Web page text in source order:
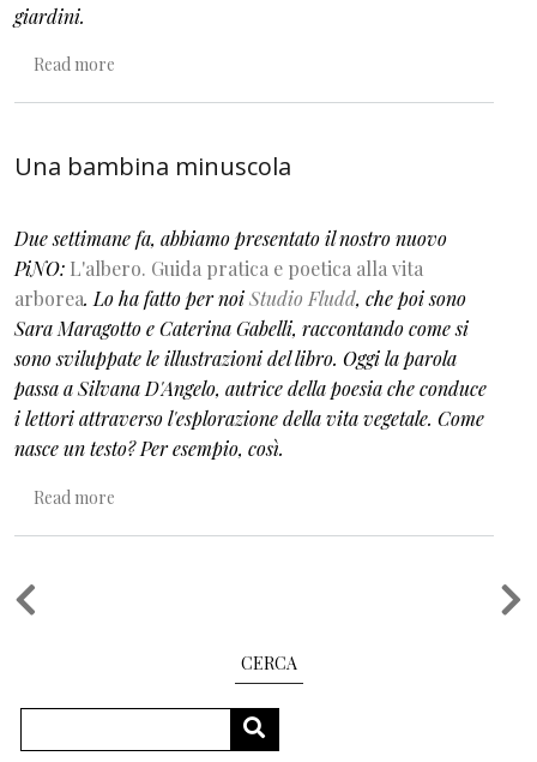
giardini.
Read more
Una bambina minuscola
Due settimane fa, abbiamo presentato il nostro nuovo
PiNO: L'albero. Guida pratica e poetica alla vita
arborea. Lo ha fatto per noiStudio Fludd, che poi sono
Sara Maragotto e Caterina Gabelli, raccontando come si
sono sviluppate le illustrazioni del libro. Oggi la parola
passa a Silvana D'Angelo, autrice della poesia che conduce
i lettori attraverso l'esplorazione della vita vegetale. Come
nasce un testo? Per esempio, così.
Read more
Pagination
CERCA
SEARCH